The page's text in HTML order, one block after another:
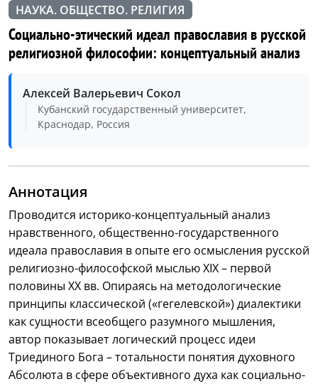
НАУКА. ОБЩЕСТВО. РЕЛИГИЯ
Социально-этический идеал православия в русской
религиозной философии: концептуальный анализ
Алексей Валерьевич Сокол
Кубанский государственный университет,
Краснодар, Россия
Аннотация
Проводится историко-концептуальный анализ
нравственного, общественно-государственного
идеала православия в опыте его осмысления русской
религиозно-философской мыслью ХIХ – первой
половины ХХ вв. Опираясь на методологические
принципы классической («гегелевской») диалектики
как сущности всеобщего разумного мышления,
автор показывает логический процесс идеи
Триединого Бога – тотальности понятия духовного
Абсолюта в сфере объективного духа как социально-